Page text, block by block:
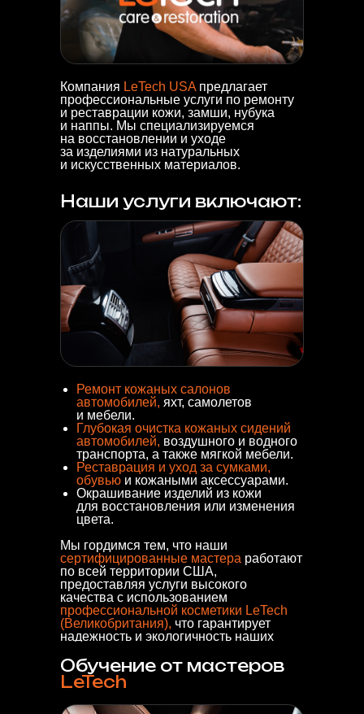
Компания LeTech USAпредлагает
профессиональные услуги по ремонту
и реставрации кожи, замши, нубука
и наппы. Мы специализируемся
на восстановлении и уходе
за изделиями из натуральных
и искусственных материалов.
Наши услуги включают:
Ремонт кожаных салонов
автомобилей, яхт, самолетов
и мебели.
Глубокая очистка кожаных сидений
автомобилей, воздушного и водного
транспорта, а также мягкой мебели.
Реставрация и уход за сумками,
обувью и кожаными аксессуарами.
Окрашивание изделий из кожи
для восстановления или изменения
цвета.
Мы гордимся тем, что наши
сертифицированные мастера работают
по всей территории США,
предоставляя услуги высокого
качества с использованием
профессиональной косметики LeTech
(Великобритания), что гарантирует
надежность и экологичность наших
Обучение от мастеров
LeTech